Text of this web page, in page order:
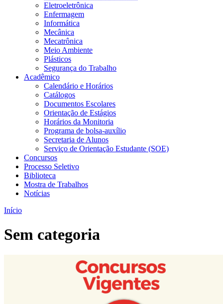
Eletroeletrônica
Enfermagem
Informática
Mecânica
Mecatrônica
Meio Ambiente
Plásticos
Segurança do Trabalho
Acadêmico
Calendário e Horários
Catálogos
Documentos Escolares
Orientação de Estágios
Horários da Monitoria
Programa de bolsa-auxílio
Secretaria de Alunos
Serviço de Orientação Estudante (SOE)
Concursos
Processo Seletivo
Biblioteca
Mostra de Trabalhos
Notícias
Início
Sem categoria